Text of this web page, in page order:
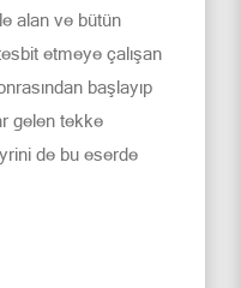
alan ve bütün
etmeye çalışan
başlayıp
gelen tekke
de bu eserde